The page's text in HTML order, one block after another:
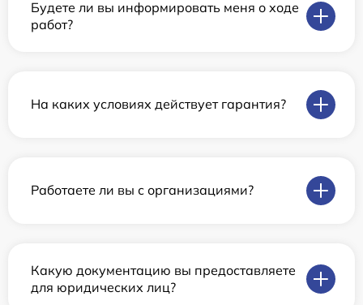
Будете ли вы информировать меня о ходе
работ?
На каких условиях действует гарантия?
Работаете ли вы с организациями?
Какую документацию вы предоставляете
для юридических лиц?